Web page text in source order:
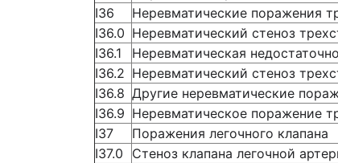
I36
Неревматические поражения
I36.0 Неревматический стеноз
I36.1
Неревматическая
I36.2 Неревматический стеноз
I36.8 Другие неревматические
I36.9 Неревматическое поражение
I37
Поражения легочного клапана
I37.0
Стеноз клапана легочной